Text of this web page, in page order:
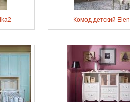
Комод детский